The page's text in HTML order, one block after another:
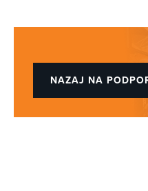
NAZAJ NA